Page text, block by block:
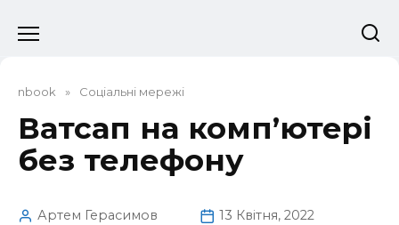
до
nbook » Соціальні мережі
Ватсап на комп’ютері
без телефону
Артем Герасимов 13 Квітня, 2022